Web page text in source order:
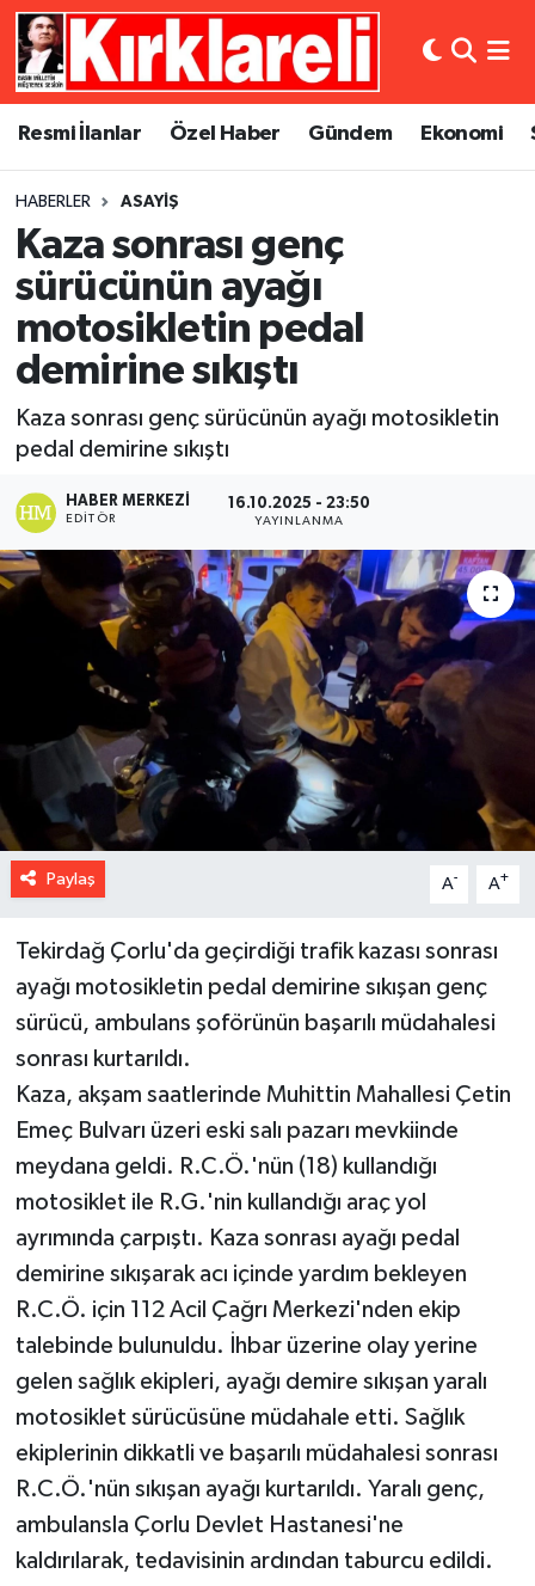
Resmi İlanlar Özel Haber Gündem Ekonomi
HABERLER ASAYIŞ
Kaza sonrası genç
sürücünün ayağı
motosikletin pedal
demirine sıkıştı
Kaza sonrası genç sürücünün ayağı motosikletin
pedal demirine sıkıştı
HABER MERKEZI
EDITÖR
16.10.2025 - 23:50
YAYINLANMA
Paylaş A- A+
Tekirdağ Çorlu'da geçirdiği trafik kazası sonrası
ayağı motosikletin pedal demirine sıkışan genç
sürücü, ambulans şoförünün başarılı müdahalesi
sonrası kurtarıldı.
Kaza, akşam saatlerinde Muhittin Mahallesi Çetin
Emeç Bulvarı üzeri eski salı pazarı mevkiinde
meydana geldi. R.C.Ö.'nün (18) kullandığı
motosiklet ile R.G.'nin kullandığı araç yol
ayrımında çarpıştı. Kaza sonrası ayağı pedal
demirine sıkışarak acı içinde yardım bekleyen
R.C.Ö. için 112 Acil Çağrı Merkezi'nden ekip
talebinde bulunuldu. İhbar üzerine olay yerine
gelen sağlık ekipleri, ayağı demire sıkışan yaralı
motosiklet sürücüsüne müdahale etti. Sağlık
ekiplerinin dikkatli ve başarılı müdahalesi sonrası
R.C.Ö.'nün sıkışan ayağı kurtarıldı. Yaralı genç,
ambulansla Çorlu Devlet Hastanesi'ne
kaldırılarak, tedavisinin ardından taburcu edildi.
Resmi İlanlar
Gündem
Ekonomi
Siyaset
Asayiş
Dünya
Eğitim
Kültür Sanat
Medya
Sağlık
Künye
Gizlilik Sözleşmesi
Merkez Nöbetçi Eczaneler
Merkez Trafik Yoğunluk Haritası
Süper Lig Puan Durumu ve Fikstür
Tüm Manşetler
Son Dakika Haberleri
Haber Arşivi